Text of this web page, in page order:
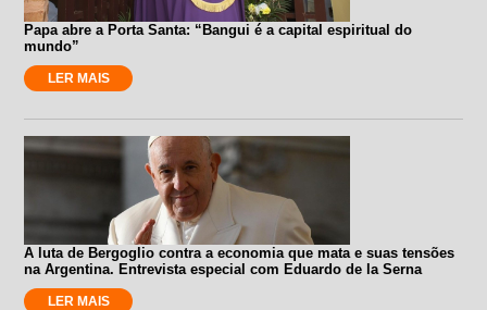
Papa abre a Porta Santa: “Bangui é a capital espiritual do
mundo”
LER MAIS
A luta de Bergoglio contra a economia que mata e suas tensões
na Argentina. Entrevista especial com Eduardo de la Serna
LER MAIS